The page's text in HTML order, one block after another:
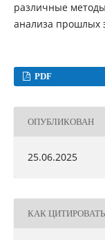
различные
анализа прошлых
PDF
ОПУБЛИКОВАН
25.06.2025
КАК ЦИТИРОВАТЬ